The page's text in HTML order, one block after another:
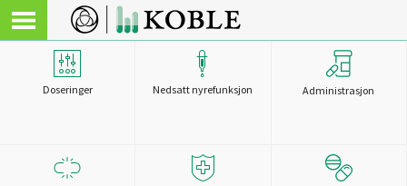
Doseringer Nedsatt nyrefunksjon Administrasjon